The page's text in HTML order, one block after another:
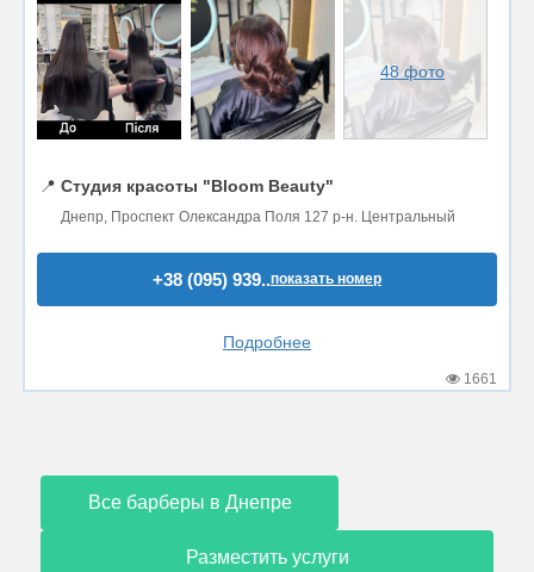
48 фото
📍 Студия красоты "Bloom Beauty"
Днепр, Проспект Олександра Поля 127 р-н. Центральный
+38 (095) 939..показать номер
Подробнее
1661
Все барберы в Днепре
Разместить услуги